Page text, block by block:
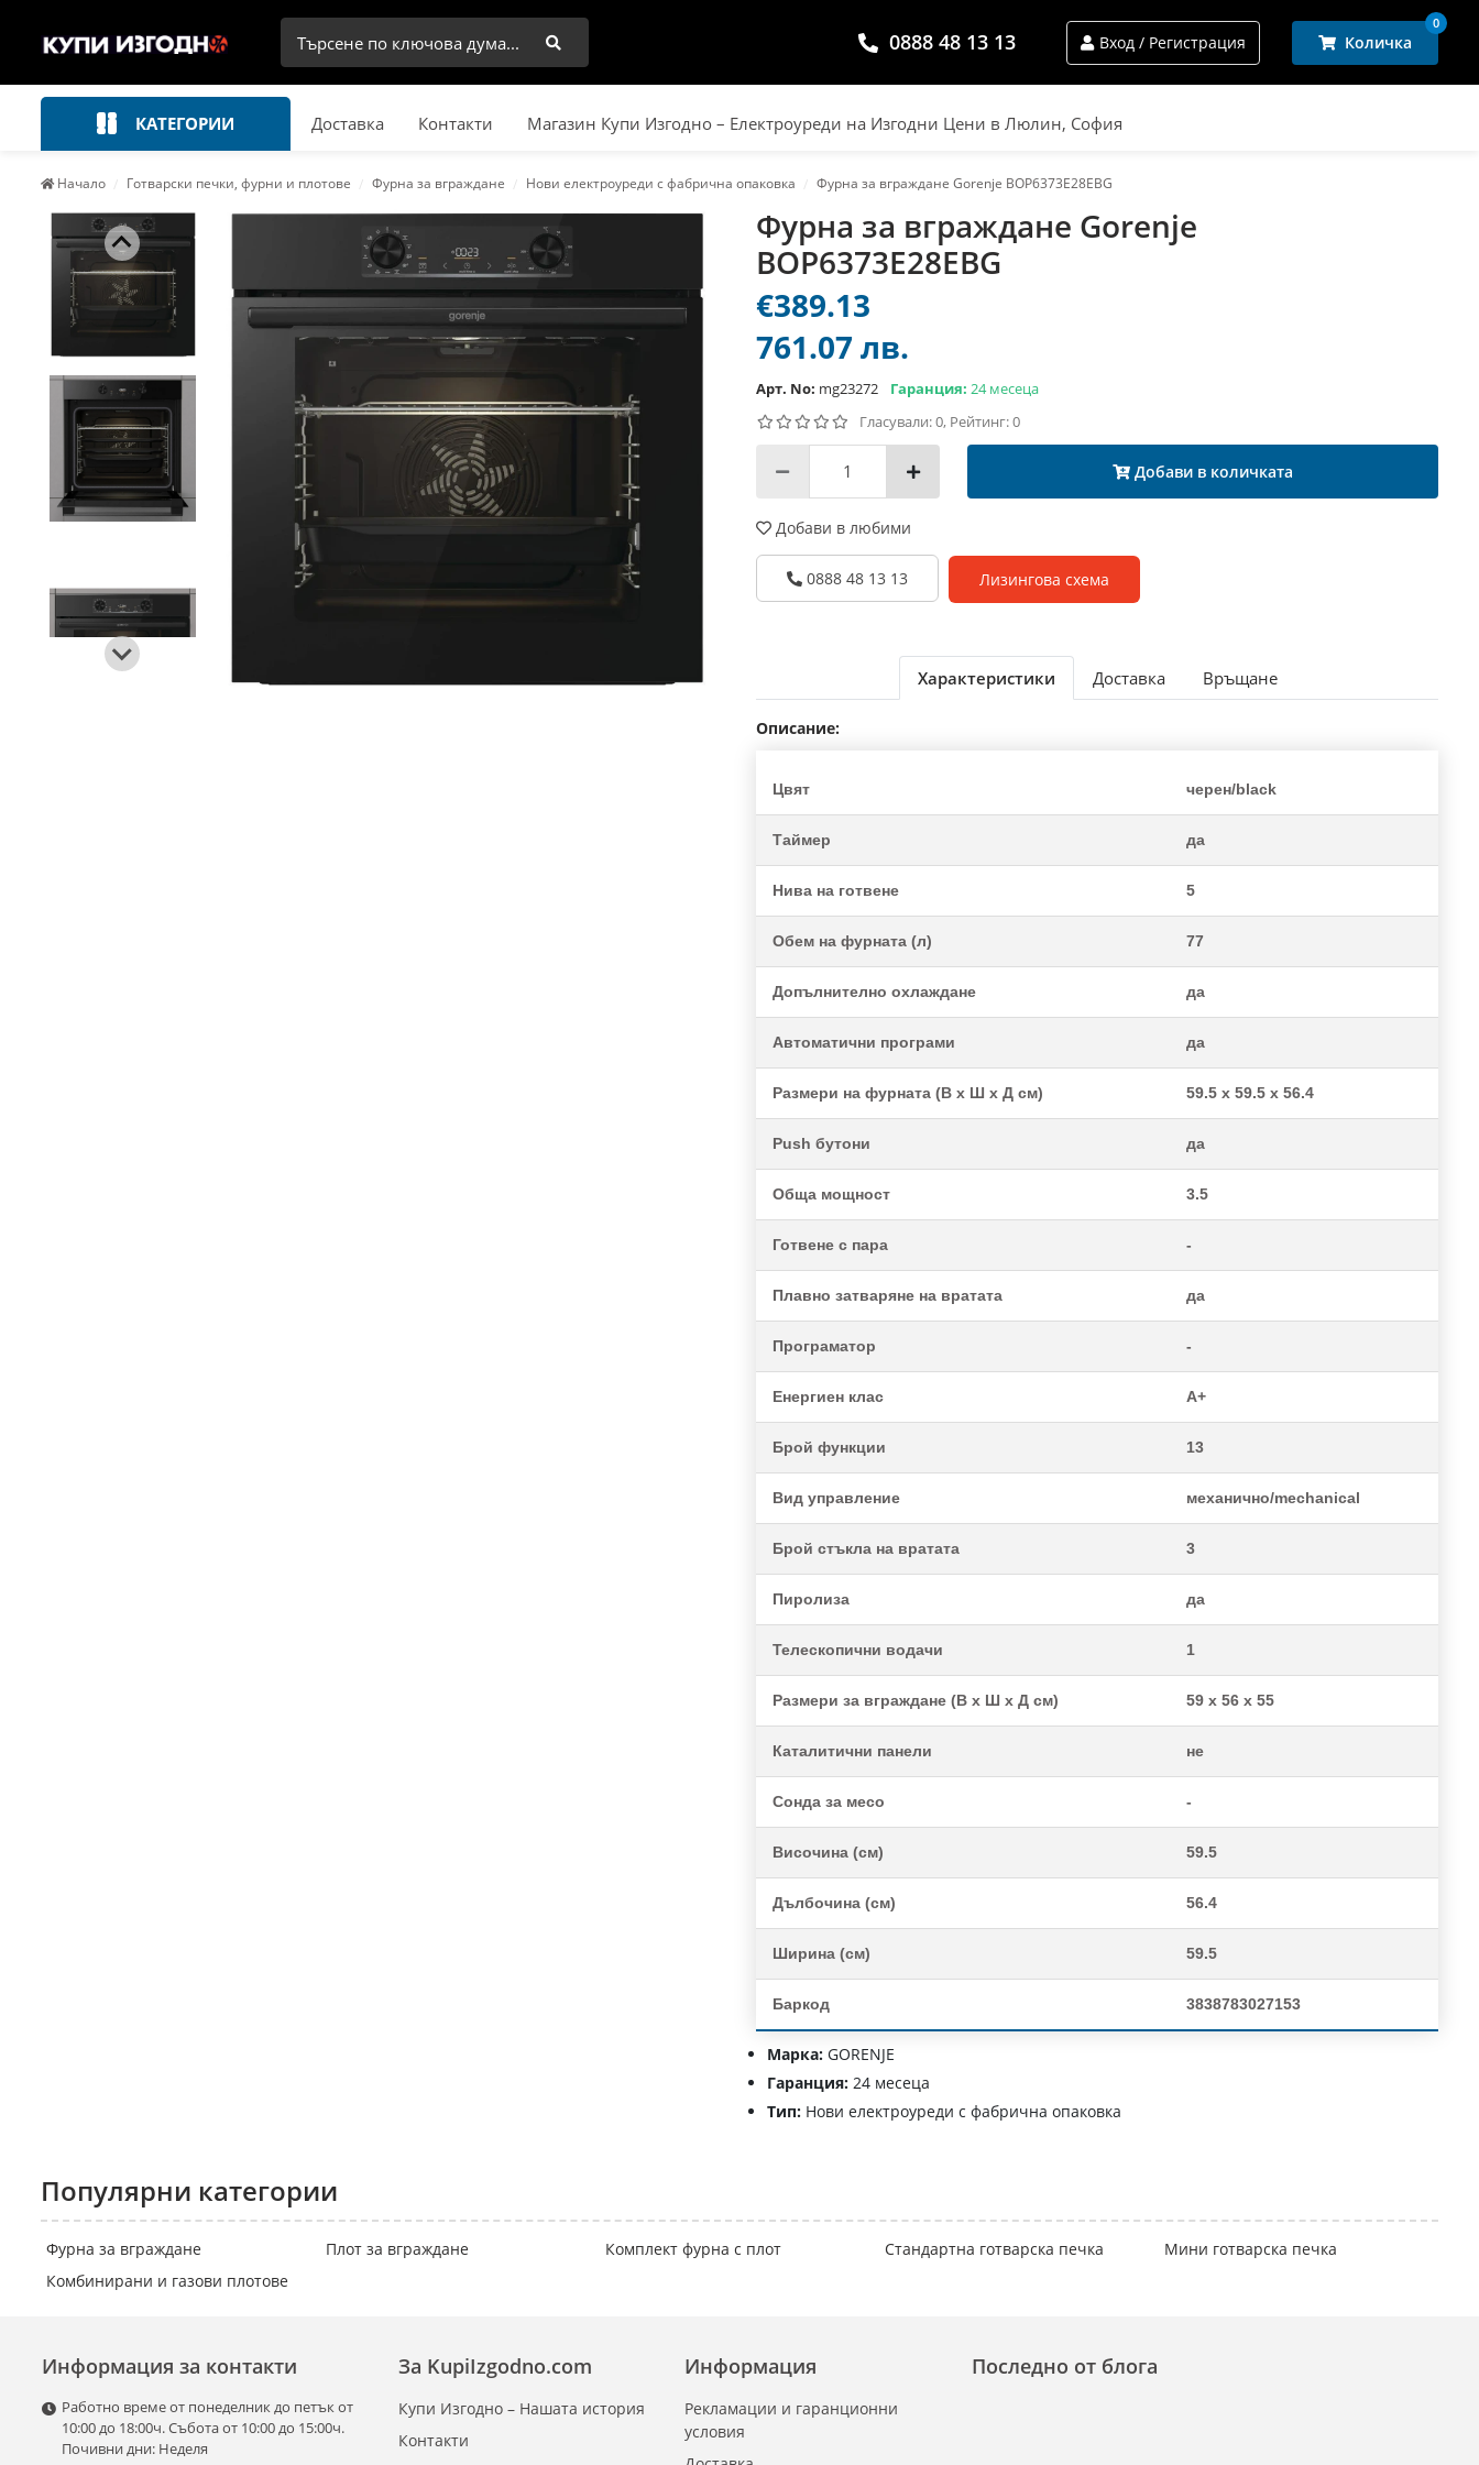
Търси 0888 48 13 13 Вход / Регистрация Количка
0
КАТЕГОРИИ Доставка Контакти Магазин Купи Изгодно – Електроуреди на Изгодни Цени в Люлин, София
Начало Готварски печки, фурни и плотове Фурна за вграждане Нови електроуреди с фабрична опаковка Фурна за вграждане Gorenje BOP6373E28EBG
Фурна за вграждане Gorenje
BOP6373E28EBG
€389.13
761.07 лв.
Арт. No: mg23272 Гаранция: 24 месеца
Гласували: 0, Рейтинг: 0
Добави в количката
Добави в любими
0888 48 13 13 Лизингова схема
Характеристики Доставка Връщане
Описание:
Цвят черен/black
Таймер да
Нива на готвене 5
Обем на фурната (л) 77
Допълнително охлаждане да
Автоматични програми да
Размери на фурната (В x Ш x Д см) 59.5 х 59.5 х 56.4
Push бутони да
Обща мощност 3.5
Готвене с пара -
Плавно затваряне на вратата да
Програматор -
Енергиен клас A+
Брой функции 13
Вид управление механично/mechanical
Брой стъкла на вратата 3
Пиролиза да
Телескопични водачи 1
Размери за вграждане (В x Ш x Д см) 59 х 56 х 55
Каталитични панели не
Сонда за месо -
Височина (см) 59.5
Дълбочина (см) 56.4
Ширина (см) 59.5
Баркод 3838783027153
Марка: GORENJE
Гаранция: 24 месеца
Тип: Нови електроуреди с фабрична опаковка
Популярни категории
Фурна за вграждане Плот за вграждане Комплект фурна с плот Стандартна готварска печка
Мини готварска печка
Комбинирани и газови плотове
Информация за контакти
Работно време от понеделник до петък от
10:00 до 18:00ч. Събота от 10:00 до 15:00ч.
Почивни дни: Неделя
Информация
Рекламации и гаранционни
условия
За KupiIzgodno.com
Купи Изгодно – Нашата история
Контакти
Последно от блога